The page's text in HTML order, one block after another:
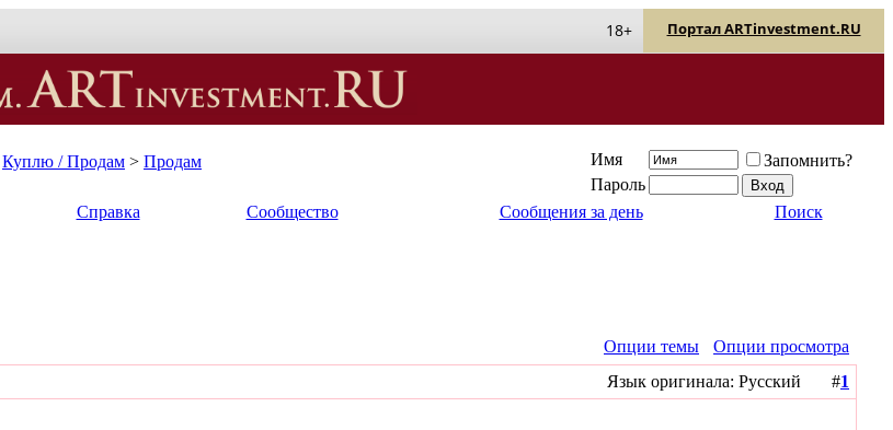
Портал ARTinvestment.RU
18+
Куплю / Продам > Продам Имя
Запомнить?
Пароль
Справка Сообщество Сообщения за день Поиск
Опции темы
Опции просмотра
Язык оригинала: Русский #1